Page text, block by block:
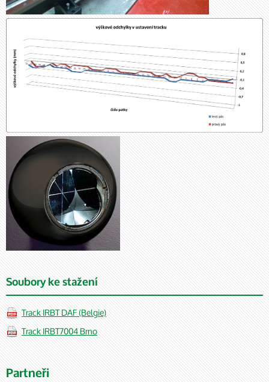
Soubory ke stažení
Track IRBT DAF (Belgie)
Track IRBT7004 Brno
Partneři